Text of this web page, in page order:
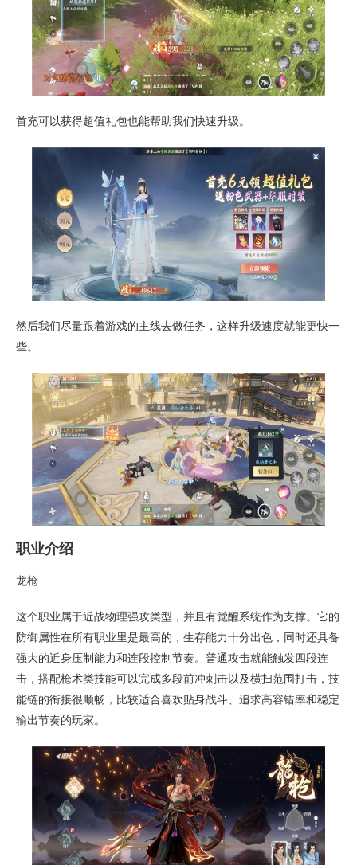
首充可以获得超值礼包也能帮助我们快速升级。
然后我们尽量跟着游戏的主线去做任务，这样升级速度就能更快一
些。
职业介绍
龙枪
这个职业属于近战物理强攻类型，并且有觉醒系统作为支撑。它的
防御属性在所有职业里是最高的，生存能力十分出色，同时还具备
强大的近身压制能力和连段控制节奏。普通攻击就能触发四段连
击，搭配枪术类技能可以完成多段前冲刺击以及横扫范围打击，技
能链的衔接很顺畅，比较适合喜欢贴身战斗、追求高容错率和稳定
输出节奏的玩家。